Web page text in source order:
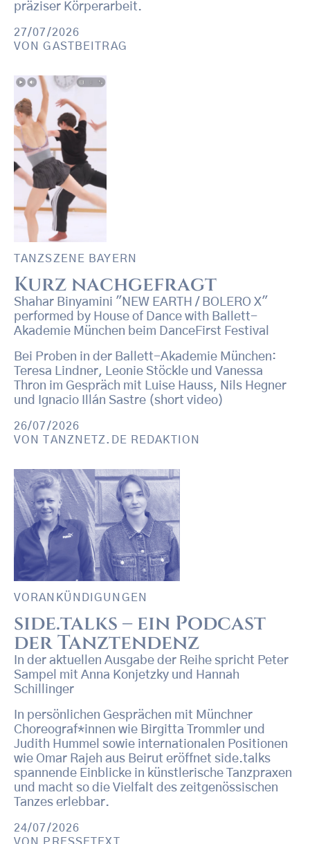
präziser Körperarbeit.
27/07/2026
VONGASTBEITRAG
TANZSZENE BAYERN
Kurz nachgefragt
Shahar Binyamini "NEW EARTH / BOLERO X"
performed by House of Dance with Ballett-
Akademie München beim DanceFirst Festival
Bei Proben in der Ballett-Akademie München:
Teresa Lindner, Leonie Stöckle und Vanessa
Thron im Gespräch mit Luise Hauss, Nils Hegner
und Ignacio Illán Sastre (short video)
26/07/2026
VON
TANZNETZ.DE REDAKTION
VORANKÜNDIGUNGEN
side.talks – ein Podcast
der Tanztendenz
In der aktuellen Ausgabe der Reihe spricht Peter
Sampel mit Anna Konjetzky und Hannah
Schillinger
In persönlichen Gesprächen mit Münchner
Choreograf*innen wie Birgitta Trommler und
Judith Hummel sowie internationalen Positionen
wie Omar Rajeh aus Beirut eröffnet side.talks
spannende Einblicke in künstlerische Tanzpraxen
und macht so die Vielfalt des zeitgenössischen
Tanzes erlebbar.
24/07/2026